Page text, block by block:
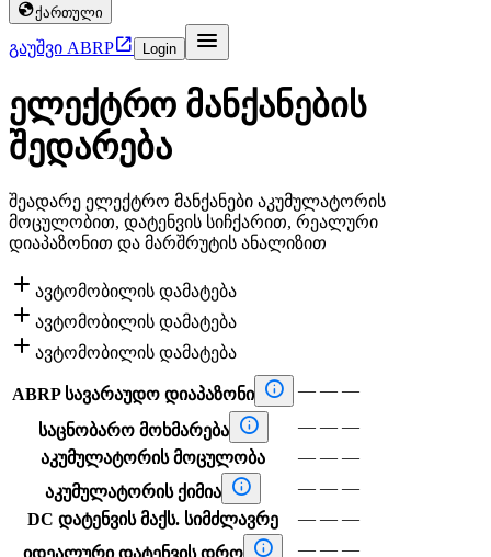
ქართული
გაუშვი ABRP Login 
ელექტრო მანქანების
შედარება
შეადარე ელექტრო მანქანები აკუმულატორის
მოცულობით, დატენვის სიჩქარით, რეალური
დიაპაზონით და მარშრუტის ანალიზით
 ავტომობილის დამატება
 ავტომობილის დამატება
 ავტომობილის დამატება
ABRP სავარაუდო დიაპაზონი  — — —
საცნობარო მოხმარება  — — —
აკუმულატორის მოცულობა
— — —
აკუმულატორის ქიმია  — — —
DC დატენვის მაქს. სიმძლავრე
— — —
 — — —